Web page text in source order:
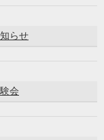
らせ
会